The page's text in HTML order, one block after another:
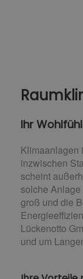
Ihr
Klimaanlagen
inzwischen
scheint
solche
groß und die
Lückenotto
und um